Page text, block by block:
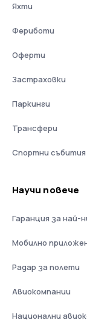
Яхти
Фериботи
Оферти
Застраховки
Паркинги
Трансфери
Спортни събития
Научи повече
Гаранция за най-
Мобилно
Радар за полети
Авиокомпании
Национални